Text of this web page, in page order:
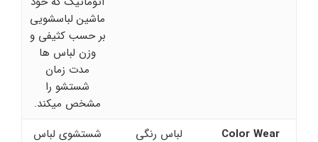
ماشین لباسشویی
بر حسب کثیفی و
وزن لباس ها
مدت زمان
شستشو را
مشخص میکند.
Color Wear
لباس رنگی
شستشوی لباس